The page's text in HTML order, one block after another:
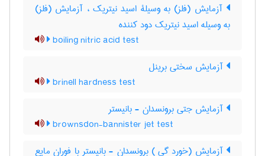
آزمایش (فلز) به وسیلۀ اسید نیتریک ، آزمایش (فلز)
به وسیله اسید نیتریک دود کننده
boiling nitric acid test
آزمایش سختی برینل
brinell hardness test
آزمایش جتی برونسدان - بانیستر
brownsdon-bannister jet test
آزمایش (خورد گی ) برونسدان - بانیستر با فوران مایع